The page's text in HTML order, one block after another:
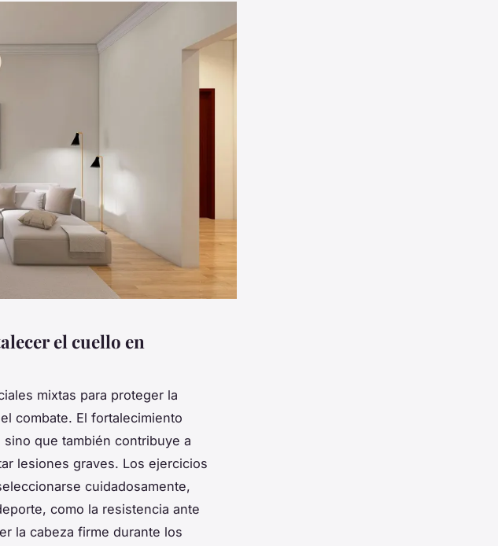
el cuello en
mixtas para proteger la
combate. El fortalecimiento
que también contribuye a
lesiones graves. Los ejercicios
cuidadosamente,
como la resistencia ante
la cabeza firme durante los